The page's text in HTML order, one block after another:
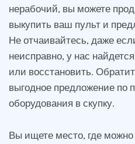
нерабочий, вы можете
выкупить ваш пульт и
Не отчаивайтесь, даже
неисправно, у нас
или восстановить.
выгодное предложение по
оборудования в скупку.
Вы ищете место, где